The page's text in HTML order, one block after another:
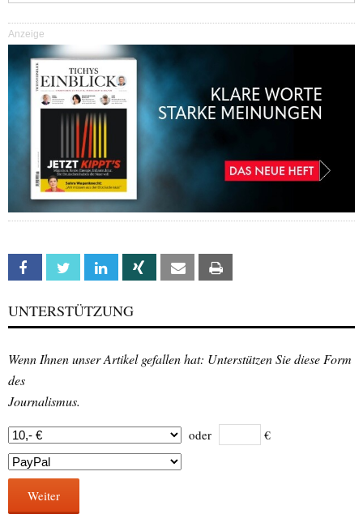
Anzeige
Facebook Twitter Linkedin Xing Email
UNTERSTÜTZUNG
Wenn Ihnen unser Artikel gefallen hat: Unterstützen Sie diese Form
des
Journalismus.
oder €
Weiter